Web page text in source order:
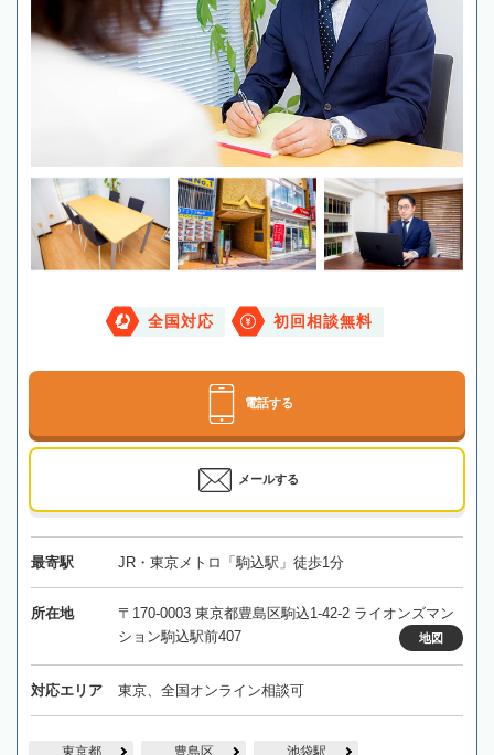
全国対応 初回相談無料
電話する
メールする
最寄駅 JR・東京メトロ「駒込駅」徒歩1分
所在地
〒170-0003 東京都豊島区駒込1-42-2 ライオンズマン
ション駒込駅前407
地図
対応エリア 東京、全国オンライン相談可
東京都 豊島区 池袋駅